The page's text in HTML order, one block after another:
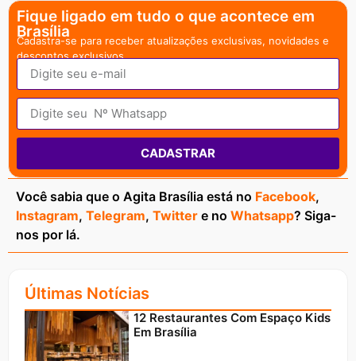
Fique ligado em tudo o que acontece em
Brasília
Cadastra-se para receber atualizações exclusivas, novidades e
descontos exclusivos.
CADASTRAR
Você sabia que o Agita Brasília está no Facebook,
Instagram, Telegram, Twitter e no Whatsapp? Siga-
nos por lá.
Últimas Notícias
12 Restaurantes Com Espaço Kids
Em Brasília